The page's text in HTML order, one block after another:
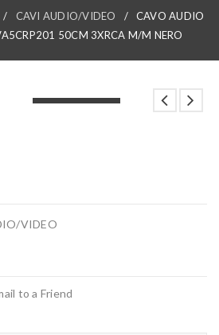
/ CAVI AUDIO/VIDEO /
CAVO AUDIO
50CM 3XRCA M/M NERO
VIDEO
to a Friend